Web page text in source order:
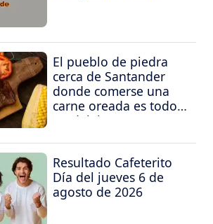
El pueblo de piedra
cerca de Santander
donde comerse una
carne oreada es todo
un deleite
Resultado Cafeterito
Día del jueves 6 de
agosto de 2026